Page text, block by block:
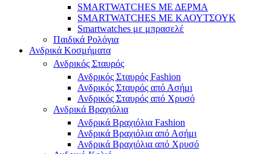
SMARTWATCHES ΜΕ ΔΕΡΜΑ
SMARTWATCHES ΜΕ ΚΑΟΥΤΣΟΥΚ
Smartwatches με μπρασελέ
Παιδικά Ρολόγια
Ανδρικά Κοσμήματα
Ανδρικός Σταυρός
Ανδρικός Σταυρός Fashion
Ανδρικός Σταυρός από Ασήμι
Ανδρικός Σταυρός από Χρυσό
Ανδρικά Βραχιόλια
Ανδρικά Βραχιόλια Fashion
Ανδρικά Βραχιόλια από Ασήμι
Ανδρικά Βραχιόλια από Χρυσό